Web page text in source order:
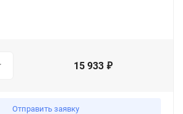
15 933 ₽
Отправить заявку